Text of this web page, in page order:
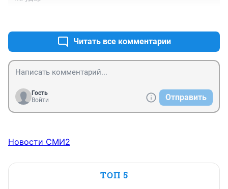
Читать все комментарии
Гость
Войти
Отправить
Новости СМИ2
ТОП 5